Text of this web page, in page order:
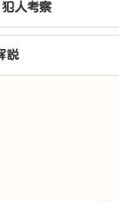
犯人考察
説